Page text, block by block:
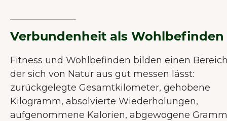
Verbundenheit als Wohlbefinden
Fitness und Wohlbefinden bilden einen
der sich von Natur aus gut messen lässt:
zurückgelegte Gesamtkilometer, gehobene
Kilogramm, absolvierte Wiederholungen,
aufgenommene Kalorien, abgewogene Gramm